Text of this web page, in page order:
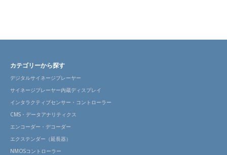
カテゴリーから探す
デジタルサイネージプレーヤー
サイネージプレーヤー内蔵ディスプレイ
インタラクティブセンサー・コントローラー
CMS・データアナリティクス
エンコーダー・デコーダー
エクステンダー（延長器）
NMOSコントローラー